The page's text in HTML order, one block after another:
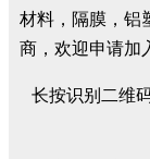
材料，隔膜，铝
商，欢迎申请加
长按识别二维